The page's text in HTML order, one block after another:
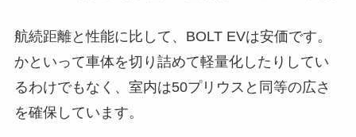
航続距離と性能に比して、BOLT EVは安価です。
かといって車体を切り詰めて軽量化したりしてい
るわけでもなく、室内は50プリウスと同等の広さ
を確保しています。